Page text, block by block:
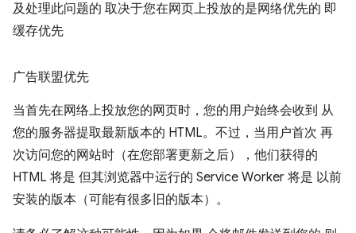
及处理此问题的 取决于您在网页上投放的是网络优先的 即
缓存优先
广告联盟优先
当首先在网络上投放您的网页时，您的用户始终会收到 从
您的服务器提取最新版本的 HTML。不过，当用户首次 再
次访问您的网站时（在您部署更新之后），他们获得的
HTML 将是 但其浏览器中运行的 Service Worker 将是 以前
安装的版本（可能有很多旧的版本）。